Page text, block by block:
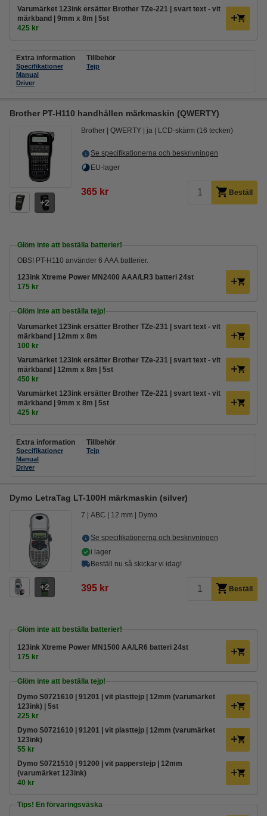
Varumärket 123ink ersätter Brother TZe-221 | svart text - vit
märkband | 9mm x 8m | 5st
425 kr
Extra information
Specifikationer
Manual
Driver
Tillbehör
Tejp
Brother PT-H110 handhållen märkmaskin (QWERTY)
2
Brother QWERTY ja LCD-skärm (16 tecken)
Se specifikationerna och beskrivningen
EU-lager
365 kr Beställ
Glöm inte att beställa batterier!
OBS! PT-H110 använder 6 AAA batterier.
123ink Xtreme Power MN2400 AAA/LR3 batteri 24st
175 kr
Glöm inte att beställa tejp!
Varumärket 123ink ersätter Brother TZe-231 | svart text - vit
märkband | 12mm x 8m
100 kr
Varumärket 123ink ersätter Brother TZe-231 | svart text - vit
märkband | 12mm x 8m | 5st
450 kr
Varumärket 123ink ersätter Brother TZe-221 | svart text - vit
märkband | 9mm x 8m | 5st
425 kr
Extra information
Specifikationer
Manual
Driver
Tillbehör
Tejp
Dymo LetraTag LT-100H märkmaskin (silver)
2
7 ABC 12 mm Dymo
Se specifikationerna och beskrivningen
i lager
Beställ nu så skickar vi idag!
395 kr Beställ
Glöm inte att beställa batterier!
123ink Xtreme Power MN1500 AA/LR6 batteri 24st
175 kr
Glöm inte att beställa tejp!
Dymo S0721610 | 91201 | vit plasttejp | 12mm (varumärket
123ink) | 5st
225 kr
Dymo S0721610 | 91201 | vit plasttejp | 12mm (varumärket
123ink)
55 kr
Dymo S0721510 | 91200 | vit papperstejp | 12mm
(varumärket 123ink)
40 kr
Tips! En förvaringsväska